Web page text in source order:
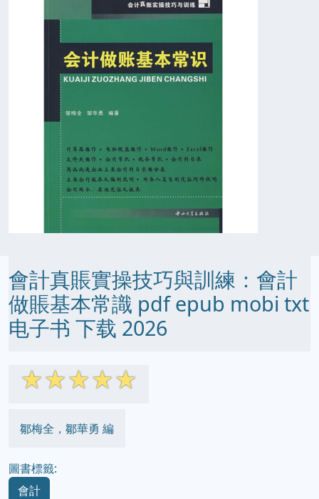
會計真賬實操技巧與訓練：會計
做賬基本常識 pdf epub mobi txt
电子书 下载 2026
☆☆☆☆☆
鄒梅全，鄒華勇 編
圖書標籤:
會計